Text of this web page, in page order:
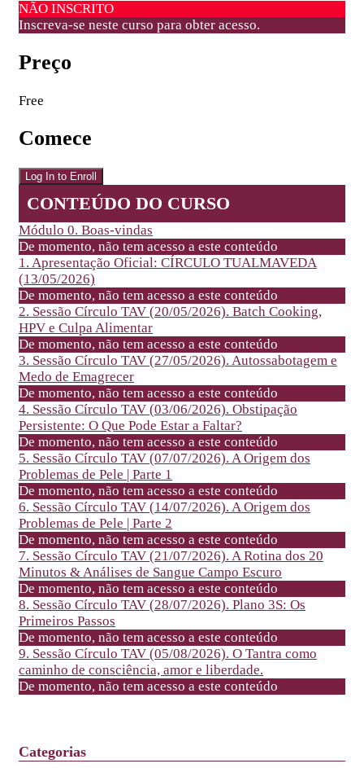
NÃO INSCRITO
Inscreva-se neste curso para obter acesso.
Preço
Free
Comece
Log In to Enroll
CONTEÚDO DO CURSO
Módulo 0. Boas-vindas
De momento, não tem acesso a este conteúdo
1. Apresentação Oficial: CÍRCULO TUALMAVEDA
(13/05/2026)
De momento, não tem acesso a este conteúdo
2. Sessão Círculo TAV (20/05/2026). Batch Cooking,
HPV e Culpa Alimentar
De momento, não tem acesso a este conteúdo
3. Sessão Círculo TAV (27/05/2026). Autossabotagem e
Medo de Emagrecer
De momento, não tem acesso a este conteúdo
4. Sessão Círculo TAV (03/06/2026). Obstipação
Persistente: O Que Pode Estar a Faltar?
De momento, não tem acesso a este conteúdo
5. Sessão Círculo TAV (07/07/2026). A Origem dos
Problemas de Pele | Parte 1
De momento, não tem acesso a este conteúdo
6. Sessão Círculo TAV (14/07/2026). A Origem dos
Problemas de Pele | Parte 2
De momento, não tem acesso a este conteúdo
7. Sessão Círculo TAV (21/07/2026). A Rotina dos 20
Minutos & Análises de Sangue Campo Escuro
De momento, não tem acesso a este conteúdo
8. Sessão Círculo TAV (28/07/2026). Plano 3S: Os
Primeiros Passos
De momento, não tem acesso a este conteúdo
9. Sessão Círculo TAV (05/08/2026). O Tantra como
caminho de consciência, amor e liberdade.
De momento, não tem acesso a este conteúdo
Categorias